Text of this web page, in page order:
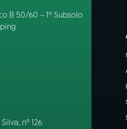
B 50/60 – 1º Subsolo
nº 126